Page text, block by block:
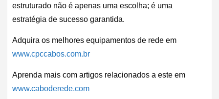
estruturado não é apenas uma escolha; é uma
estratégia de sucesso garantida.
Adquira os melhores equipamentos de rede em
www.cpccabos.com.br
Aprenda mais com artigos relacionados a este em
www.caboderede.com